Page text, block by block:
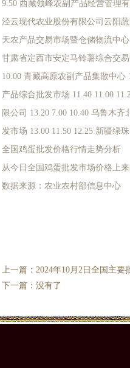
9.50 西藏领峰农副产品经营管理
泾云现代农业股份有限公司云阳
天农产品交易市场暨仓储物流中
甘肃省定西市安定马铃薯综合交
10.00 青藏高原农副产品集散中心
产品综合批发市场 11.40 11.00
限公司 13.20 7.00 10.40 乌鲁木
发市场 13.00 11.50 12.25 新疆绿
全国鸡蛋批发价格行情走势分析
从今日全国鸡蛋批发市场价格上
数据来源：农业农村部信息中心
上一篇： 2024年10月2日全国主
下一篇：没有了